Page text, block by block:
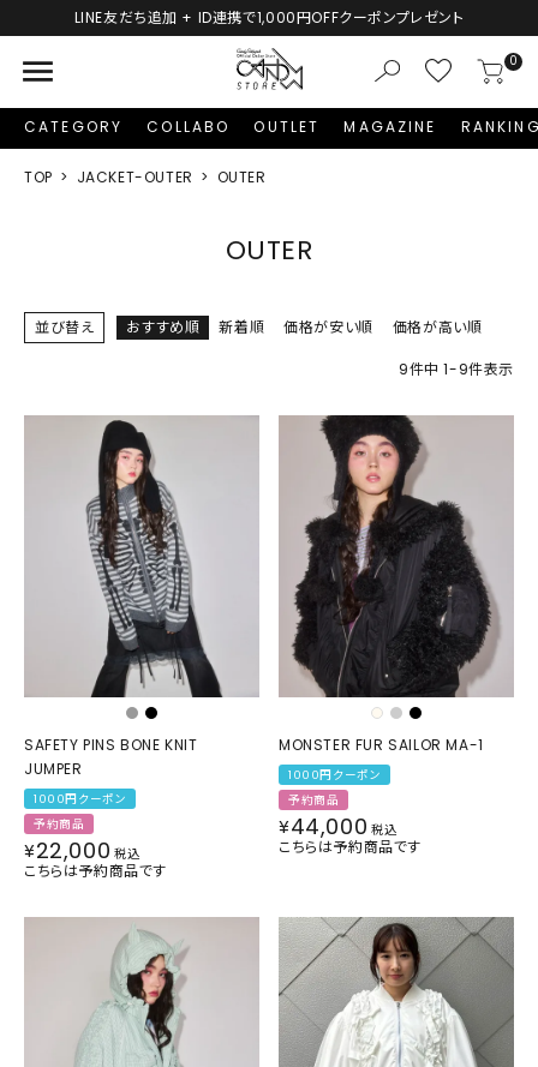
LINE友だち追加 + ID連携で1,000円OFFクーポンプレゼント
menu 0
CATEGORY COLLABO OUTLET MAGAZINE
TOP JACKET-OUTER OUTER
OUTER
並び替え おすすめ順 新着順 価格が安い順 価格が高い順
9件中 1-9件表示
SAFETY PINS BONE KNIT
JUMPER
1000円クーポン
予約商品
¥22,000 税込
こちらは予約商品です
MONSTER FUR SAILOR MA-1
1000円クーポン
予約商品
¥44,000 税込
こちらは予約商品です